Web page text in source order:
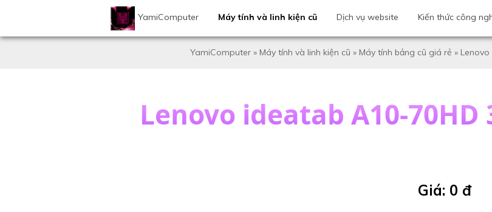
YamiComputer Máy tính và linh kiện cũ Dịch vụ website Kiến thức công
YamiComputer » Máy tính và linh kiện cũ » Máy tính bảng cũ giá rẻ »
Lenovo ideatab A10-
Giá: 0 đ